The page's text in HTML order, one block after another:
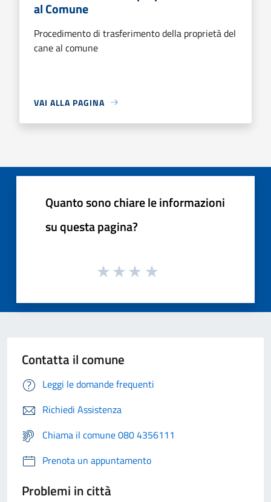
al Comune
Procedimento di trasferimento della proprietà del
cane al comune
VAI ALLA PAGINA
Quanto sono chiare le informazioni
su questa pagina?
Contatta il comune
Leggi le domande frequenti
Richiedi Assistenza
Chiama il comune 080 4356111
Prenota un appuntamento
Problemi in città